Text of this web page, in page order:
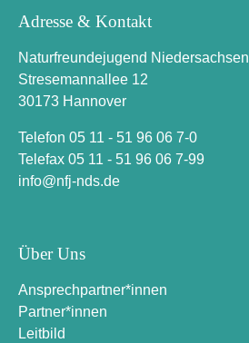
Adresse & Kontakt
Naturfreundejugend Niedersachsen
Stresemannallee 12
30173 Hannover
Telefon 05 11 - 51 96 06 7-0
Telefax 05 11 - 51 96 06 7-99
info nfj-nds.de
Über Uns
Ansprechpartner*innen
Partner*innen
Leitbild